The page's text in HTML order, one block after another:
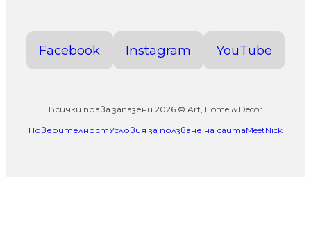
Facebook Instagram YouTube
Всички права запазени 2026 © Art, Home & Decor
ПоверителностУсловия за ползване на сайтаMeetNick